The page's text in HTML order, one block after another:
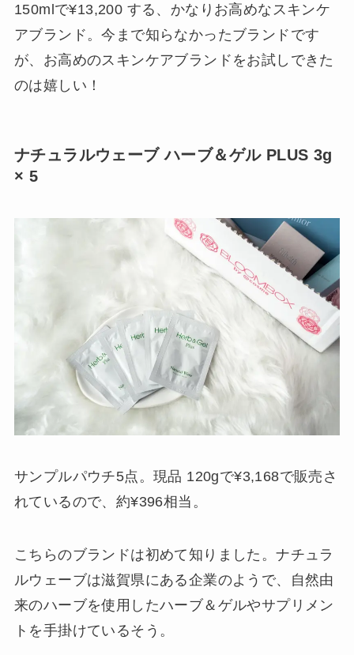
150mlで¥13,200 する、かなりお高めなスキンケ
アブランド。今まで知らなかったブランドです
が、お高めのスキンケアブランドをお試しできた
のは嬉しい！
ナチュラルウェーブ ハーブ＆ゲル PLUS 3g
× 5
サンプルパウチ5点。現品 120gで¥3,168で販売さ
れているので、約¥396相当。
こちらのブランドは初めて知りました。ナチュラ
ルウェーブは滋賀県にある企業のようで、自然由
来のハーブを使用したハーブ＆ゲルやサプリメン
トを手掛けているそう。